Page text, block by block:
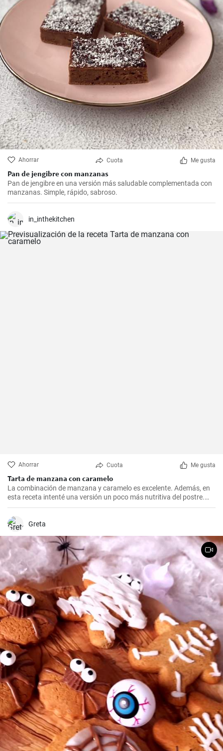
Ahorrar Cuota Me gusta
Pan de jengibre con manzanas
Pan de jengibre en una versión más saludable complementada con
manzanas. Simple, rápido, sabroso.
in_inthekitchen
Ahorrar Cuota Me gusta
Tarta de manzana con caramelo
La combinación de manzana y caramelo es excelente. Además, en
esta receta intenté una versión un poco más nutritiva del postre.
Masa crujiente, una buena cantidad de manzanas, miga y
complementada con caramelo de leche de coco.
Greta